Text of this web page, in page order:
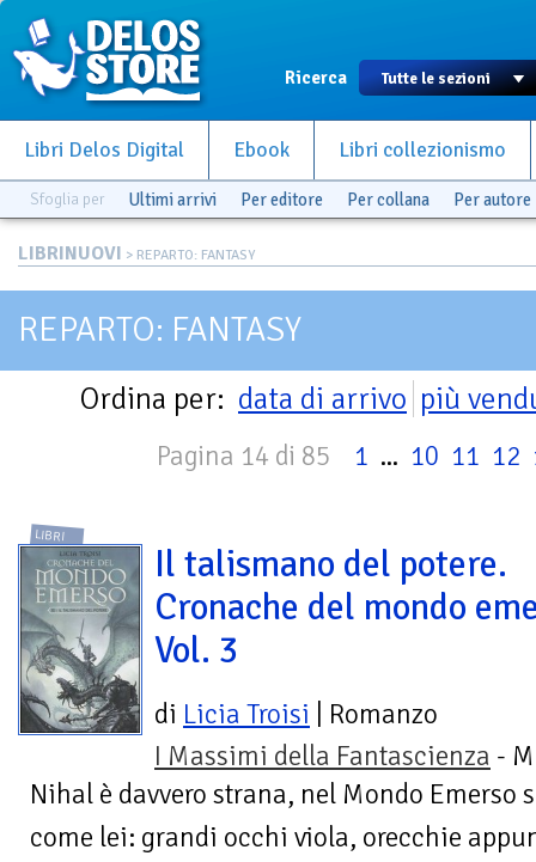
Ricerca
Libri Delos Digital Ebook Libri collezionismo
Sfoglia per Ultimi arrivi Per editore Per collana Per autore
LIBRINUOVI > REPARTO: FANTASY
REPARTO: FANTASY
Ordina per: data di arrivo più
Pagina 14 di 85 1 ... 10 11 12
LIBRI
Il talismano del potere.
Cronache del mondo
Vol. 3
di Licia Troisi | Romanzo
I Massimi della Fantascienza -
Nihal è davvero strana, nel Mondo Emerso
come lei: grandi occhi viola, orecchie